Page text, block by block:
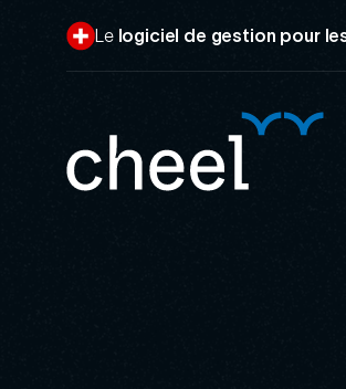
contenu
principal
Le logiciel de gestion pour